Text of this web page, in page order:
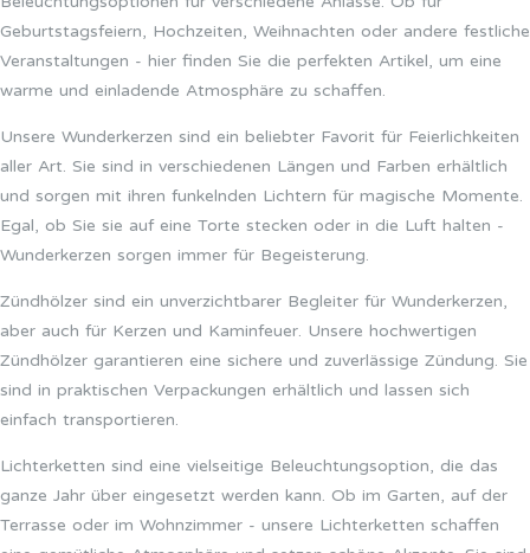
Geburtstagsfeiern, Hochzeiten, Weihnachten oder andere festliche
Veranstaltungen - hier finden Sie die perfekten Artikel, um eine
warme und einladende Atmosphäre zu schaffen.
Unsere Wunderkerzen sind ein beliebter Favorit für Feierlichkeiten
aller Art. Sie sind in verschiedenen Längen und Farben erhältlich
und sorgen mit ihren funkelnden Lichtern für magische Momente.
Egal, ob Sie sie auf eine Torte stecken oder in die Luft halten -
Wunderkerzen sorgen immer für Begeisterung.
Zündhölzer sind ein unverzichtbarer Begleiter für Wunderkerzen,
aber auch für Kerzen und Kaminfeuer. Unsere hochwertigen
Zündhölzer garantieren eine sichere und zuverlässige Zündung. Sie
sind in praktischen Verpackungen erhältlich und lassen sich
einfach transportieren.
Lichterketten sind eine vielseitige Beleuchtungsoption, die das
ganze Jahr über eingesetzt werden kann. Ob im Garten, auf der
Terrasse oder im Wohnzimmer - unsere Lichterketten schaffen